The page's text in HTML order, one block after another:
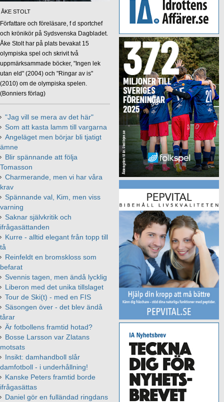
ÅKE STOLT
Författare och föreläsare, f d sportchef
och krönikör på Sydsvenska Dagbladet.
Åke Stolt har på plats bevakat 15
olympiska spel och skrivit två
uppmärksammade böcker, "Ingen lek
utan eld" (2004) och "Ringar av is"
(2010) om de olympiska spelen.
(Bonniers förlag)
"Jag vill se mera av det här"
Som att kasta lamm till vargarna
Angeläget men börjar bli tjatigt
ämne
Blir spännande att följa
Tomasson
Charmerande, men vi har våra
krav
Spännande val, Kim, men viss
varning
Saknar självkritik och
ifrågasättanden
Kurre - alltid elegant från topp till
tå
Reinfeldt en bromskloss som
befarat
Svennis tagen, men ändå lycklig
Liberon med det unika tillslaget
Tour de Ski(t) - med en FIS
Säsongen över - det blev ändå
tårar
Är fotbollens framtid hotad?
Bosse Larsson var Zlatans
motsats
Insikt: damhandboll slår
damfotboll - i underhållning!
Kanske Peters framtid borde
ifrågasättas
Daniel gör en fulländad ringdans